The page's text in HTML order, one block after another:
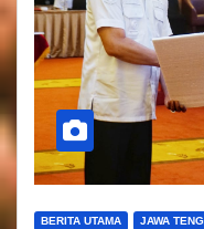
BERITA UTAMA JAWA